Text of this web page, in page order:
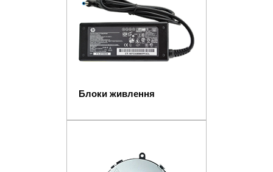
Блоки живлення